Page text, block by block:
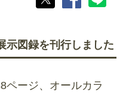
示図録を刊行しました
ージ、オールカラ